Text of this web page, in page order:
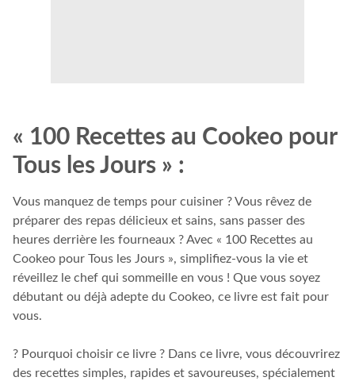
« 100 Recettes au Cookeo pour
Tous les Jours » :
Vous manquez de temps pour cuisiner ? Vous rêvez de
préparer des repas délicieux et sains, sans passer des
heures derrière les fourneaux ? Avec « 100 Recettes au
Cookeo pour Tous les Jours », simplifiez-vous la vie et
réveillez le chef qui sommeille en vous ! Que vous soyez
débutant ou déjà adepte du Cookeo, ce livre est fait pour
vous.
? Pourquoi choisir ce livre ? Dans ce livre, vous découvrirez
des recettes simples, rapides et savoureuses, spécialement